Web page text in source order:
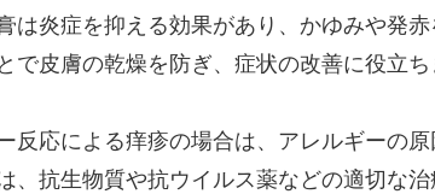
は炎症を抑える効果があり、かゆみや発
皮膚の乾燥を防ぎ、症状の改善に役立ち
反応による痒疹の場合は、アレルギーの
、抗生物質や抗ウイルス薬などの適切な